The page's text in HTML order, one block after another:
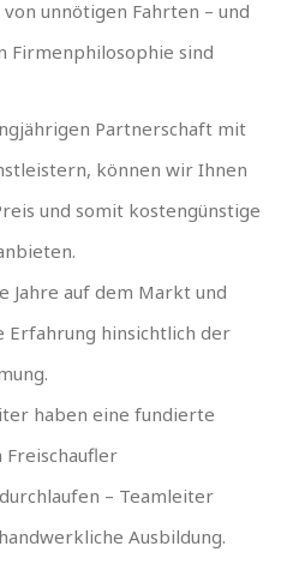
unnötigen Fahrten – und
Firmenphilosophie sind
Partnerschaft mit
können wir Ihnen
und somit kostengünstige
Jahre auf dem Markt und
Erfahrung hinsichtlich der
haben eine fundierte
Freischaufler
– Teamleiter
Ausbildung.